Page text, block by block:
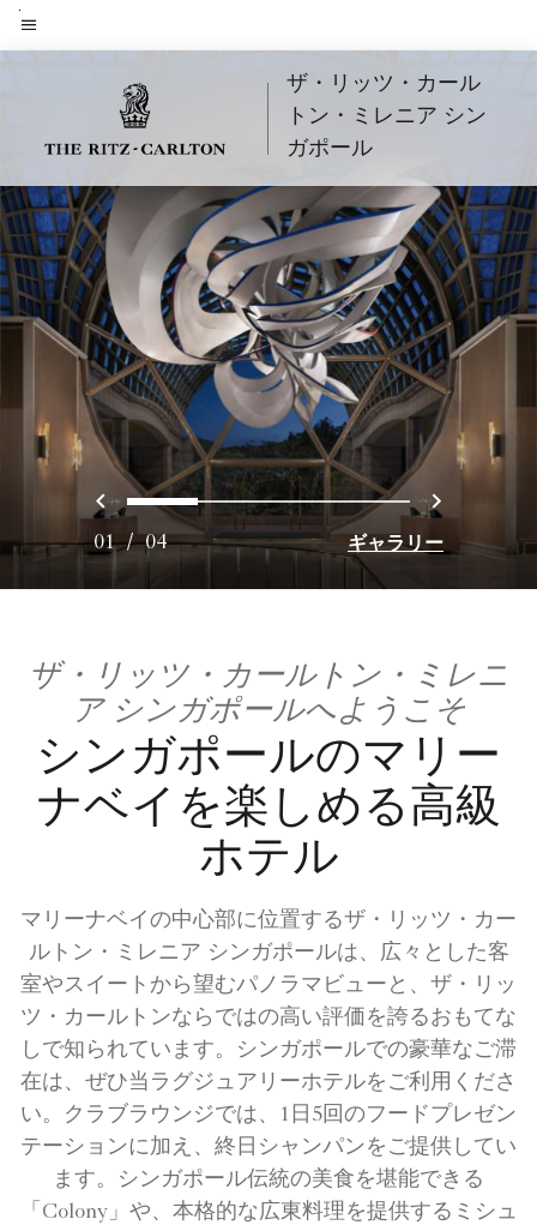
Skip
toメニューのテキスト
ザ・リッツ・カール
トン・ミレニア シン
ガポール
戻る0 1 2 3 次へ
01/04 ギャラリー
ザ・リッツ・カールトン・ミレニ
ア シンガポールへようこそ
シンガポールのマリー
ナベイを楽しめる高級
ホテル
マリーナベイの中心部に位置するザ・リッツ・カー
ルトン・ミレニア シンガポールは、広々とした客
室やスイートから望むパノラマビューと、ザ・リッ
ツ・カールトンならではの高い評価を誇るおもてな
しで知られています。シンガポールでの豪華なご滞
在は、ぜひ当ラグジュアリーホテルをご利用くださ
い。クラブラウンジでは、1日5回のフードプレゼン
テーションに加え、終日シャンパンをご提供してい
ます。シンガポール伝統の美食を堪能できる
「Colony」や、本格的な広東料理を提供するミシュ